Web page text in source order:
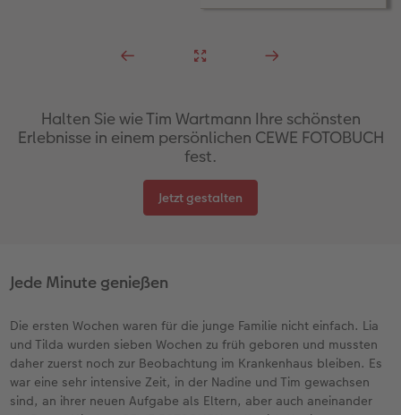
Halten Sie wie Tim Wartmann Ihre schönsten
Erlebnisse in einem persönlichen CEWE FOTOBUCH
fest.
Jetzt gestalten
Jede Minute genießen
Die ersten Wochen waren für die junge Familie nicht einfach. Lia
und Tilda wurden sieben Wochen zu früh geboren und mussten
daher zuerst noch zur Beobachtung im Krankenhaus bleiben. Es
war eine sehr intensive Zeit, in der Nadine und Tim gewachsen
sind, an ihrer neuen Aufgabe als Eltern, aber auch aneinander